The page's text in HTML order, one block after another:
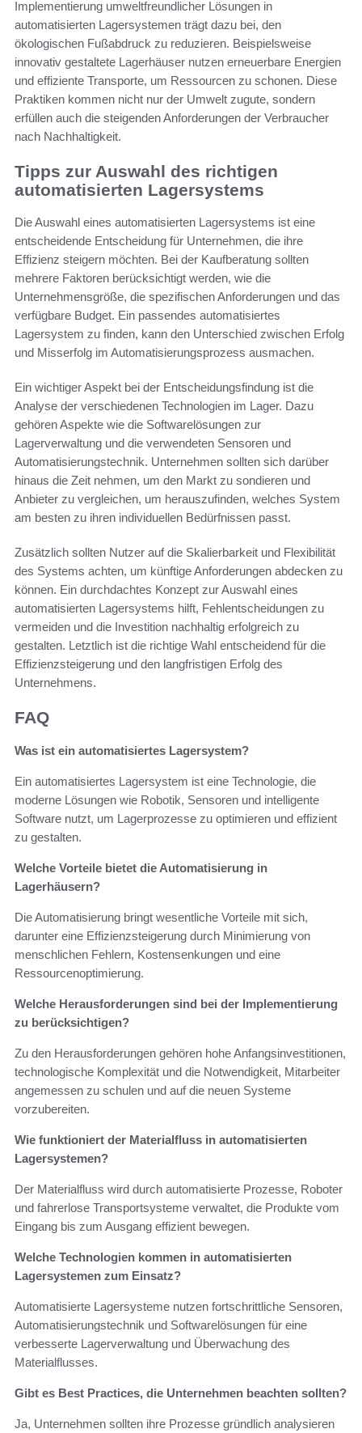
Implementierung umweltfreundlicher Lösungen in
automatisierten Lagersystemen trägt dazu bei, den
ökologischen Fußabdruck zu reduzieren. Beispielsweise
innovativ gestaltete Lagerhäuser nutzen erneuerbare Energien
und effiziente Transporte, um Ressourcen zu schonen. Diese
Praktiken kommen nicht nur der Umwelt zugute, sondern
erfüllen auch die steigenden Anforderungen der Verbraucher
nach Nachhaltigkeit.
Tipps zur Auswahl des richtigen
automatisierten Lagersystems
Die Auswahl eines automatisierten Lagersystems ist eine
entscheidende Entscheidung für Unternehmen, die ihre
Effizienz steigern möchten. Bei der Kaufberatung sollten
mehrere Faktoren berücksichtigt werden, wie die
Unternehmensgröße, die spezifischen Anforderungen und das
verfügbare Budget. Ein passendes automatisiertes
Lagersystem zu finden, kann den Unterschied zwischen Erfolg
und Misserfolg im Automatisierungsprozess ausmachen.
Ein wichtiger Aspekt bei der Entscheidungsfindung ist die
Analyse der verschiedenen Technologien im Lager. Dazu
gehören Aspekte wie die Softwarelösungen zur
Lagerverwaltung und die verwendeten Sensoren und
Automatisierungstechnik. Unternehmen sollten sich darüber
hinaus die Zeit nehmen, um den Markt zu sondieren und
Anbieter zu vergleichen, um herauszufinden, welches System
am besten zu ihren individuellen Bedürfnissen passt.
Zusätzlich sollten Nutzer auf die Skalierbarkeit und Flexibilität
des Systems achten, um künftige Anforderungen abdecken zu
können. Ein durchdachtes Konzept zur Auswahl eines
automatisierten Lagersystems hilft, Fehlentscheidungen zu
vermeiden und die Investition nachhaltig erfolgreich zu
gestalten. Letztlich ist die richtige Wahl entscheidend für die
Effizienzsteigerung und den langfristigen Erfolg des
Unternehmens.
FAQ
Was ist ein automatisiertes Lagersystem?
Ein automatisiertes Lagersystem ist eine Technologie, die
moderne Lösungen wie Robotik, Sensoren und intelligente
Software nutzt, um Lagerprozesse zu optimieren und effizient
zu gestalten.
Welche Vorteile bietet die Automatisierung in
Lagerhäusern?
Die Automatisierung bringt wesentliche Vorteile mit sich,
darunter eine Effizienzsteigerung durch Minimierung von
menschlichen Fehlern, Kostensenkungen und eine
Ressourcenoptimierung.
Welche Herausforderungen sind bei der Implementierung
zu berücksichtigen?
Zu den Herausforderungen gehören hohe Anfangsinvestitionen,
technologische Komplexität und die Notwendigkeit, Mitarbeiter
angemessen zu schulen und auf die neuen Systeme
vorzubereiten.
Wie funktioniert der Materialfluss in automatisierten
Lagersystemen?
Der Materialfluss wird durch automatisierte Prozesse, Roboter
und fahrerlose Transportsysteme verwaltet, die Produkte vom
Eingang bis zum Ausgang effizient bewegen.
Welche Technologien kommen in automatisierten
Lagersystemen zum Einsatz?
Automatisierte Lagersysteme nutzen fortschrittliche Sensoren,
Automatisierungstechnik und Softwarelösungen für eine
verbesserte Lagerverwaltung und Überwachung des
Materialflusses.
Gibt es Best Practices, die Unternehmen beachten sollten?
Ja, Unternehmen sollten ihre Prozesse gründlich analysieren